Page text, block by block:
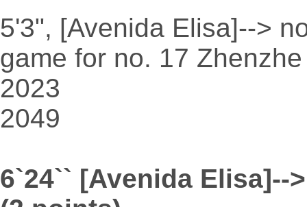
5'3", [Avenida Elisa]-->
game for no. 17
2023
2049
6`24`` [Avenida Elisa]--